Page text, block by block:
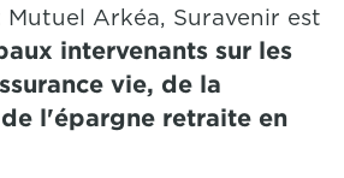
Mutuel Arkéa, Suravenir est
intervenants sur les
vie, de la
l'épargne retraite en